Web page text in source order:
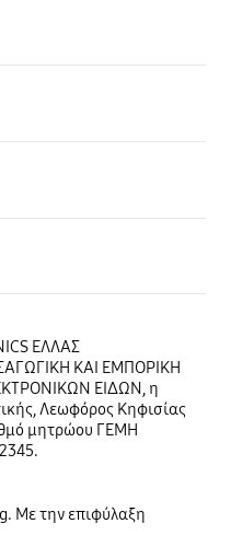
ΕΛΛΑΣ
ΚΑΙ ΕΜΠΟΡΙΚΗ
ΕΙΔΩΝ, η
Λεωφόρος Κηφισίας
μητρώου ΓΕΜΗ
Με την επιφύλαξη